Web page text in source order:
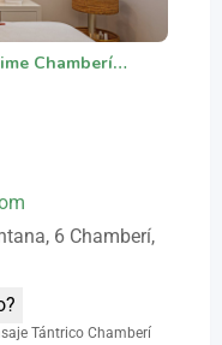
Chamberí…
6 Chamberí,
Tántrico Chamberí